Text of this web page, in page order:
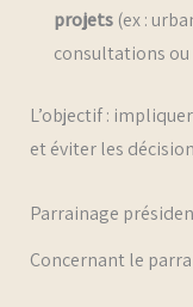
projets(ex :
consultations
L’objectif :
et éviter les
Parrainage
Concernant le